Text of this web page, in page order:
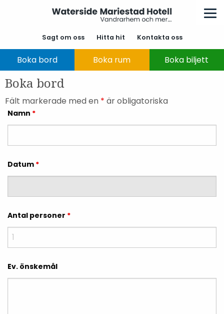
Sagt om oss Hitta hit Kontakta oss
Boka bord Boka rum Boka biljett
Boka bord
Fält markerade med en * är obligatoriska
Namn *
Datum *
Antal personer *
Ev. önskemål